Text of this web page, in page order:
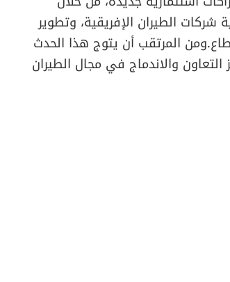
الطيران الإفريقية، وتطوير
المرتقب أن يتوج هذا الحدث
والاندماج في مجال الطيران